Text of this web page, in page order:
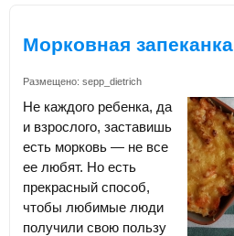
Морковная запеканка
Размещено: sepp_dietrich
Не каждого ребенка, да
и взрослого, заставишь
есть морковь — не все
ее любят. Но есть
прекрасный способ,
чтобы любимые люди
получили свою пользу